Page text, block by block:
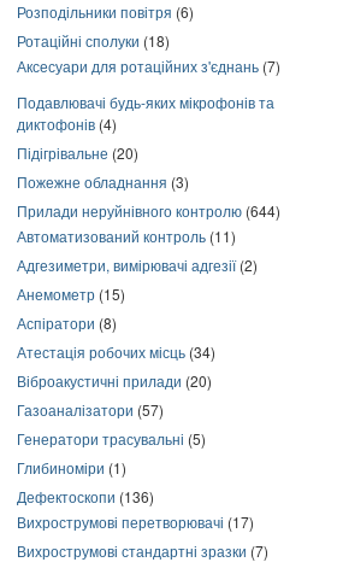
Розподільники повітря (6)
Ротаційні сполуки (18)
Аксесуари для ротаційних з'єднань (7)
Подавлювачі будь-яких мікрофонів та
диктофонів (4)
Підігрівальне (20)
Пожежне обладнання (3)
Прилади неруйнівного контролю (644)
Автоматизований контроль (11)
Адгезиметри, вимірювачі адгезії(2)
Анемометр (15)
Аспіратори (8)
Атестація робочих місць (34)
Віброакустичні прилади (20)
Газоаналізатори (57)
Генератори трасувальні (5)
Глибиноміри (1)
Дефектоскопи (136)
Вихрострумові перетворювачі (17)
Вихрострумові стандартні зразки (7)